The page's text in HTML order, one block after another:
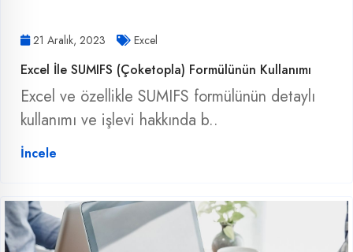
21 Aralık, 2023 Excel
Excel İle SUMIFS (Çoketopla) Formülünün Kullanımı
Excel ve özellikle SUMIFS formülünün detaylı
kullanımı ve işlevi hakkında b..
İncele